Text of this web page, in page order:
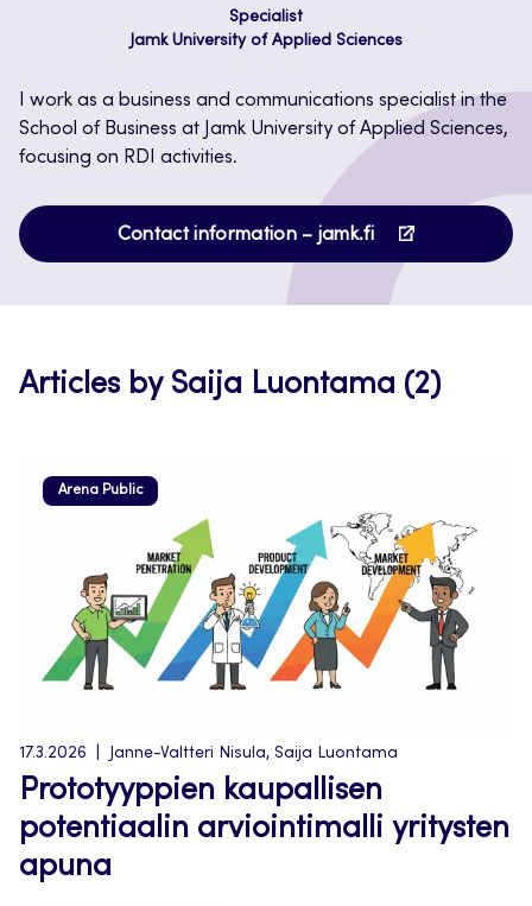
Specialist
Jamk University of Applied Sciences
I work as a business and communications specialist in the
School of Business at Jamk University of Applied Sciences,
focusing on RDI activities.
Contact information – jamk.fi
Opens
in
Articles by Saija Luontama (2)
Arena Public
17.3.2026 Janne-Valtteri Nisula, Saija Luontama
Prototyyppien kaupallisen
potentiaalin arviointimalli yritysten
apuna